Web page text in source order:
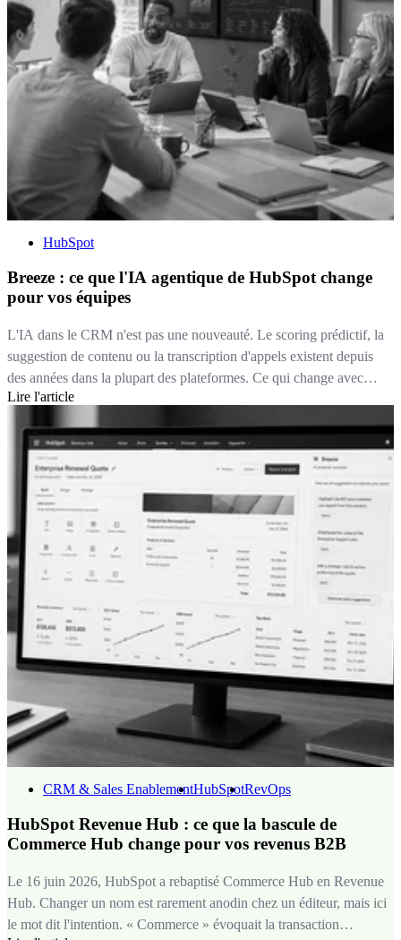
HubSpot
Breeze : ce que l'IA agentique de HubSpot change
pour vos équipes
L'IA dans le CRM n'est pas une nouveauté. Le scoring prédictif, la
suggestion de contenu ou la transcription d'appels existent depuis
des années dans la plupart des plateformes. Ce qui change avec
Breeze, c'est la nature de l'intervention : on passe d'une IA qui
de recommander une réponse à un ticket, il la rédige, la documente
et peut la résoudre seul dans le périmètre que vous lui avez défini.
Lire l'article
CRM & Sales EnablementHubSpotRevOps
HubSpot Revenue Hub : ce que la bascule de
Commerce Hub change pour vos revenus B2B
Le 16 juin 2026, HubSpot a rebaptisé Commerce Hub en Revenue
Hub. Changer un nom est rarement anodin chez un éditeur, mais ici
le mot dit l'intention. « Commerce » évoquait la transaction